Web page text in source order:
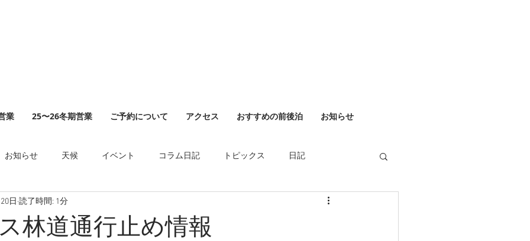
業 25〜26冬期営業 ご予約について アクセス おすすめの前後泊 お知らせ
お知らせ 天候 イベント コラム日記 トピックス 日記
林道通行止め情報
日 読了時間: 1分